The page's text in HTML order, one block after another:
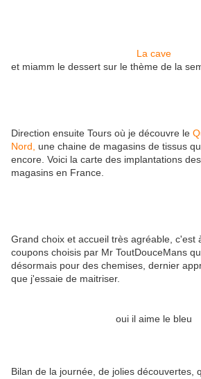
La cave
et miamm le dessert sur le thème de la
Direction ensuite Tours où je découvre le
Nord,
une chaine de magasins de tissus
encore. Voici la carte des implantations
magasins en France.
Grand choix et accueil très agréable, c'est
coupons choisis par Mr ToutDouceMans
désormais pour des chemises, dernier
que j'essaie de maitriser.
oui il aime le bleu
Bilan de la journée, de jolies découvertes,